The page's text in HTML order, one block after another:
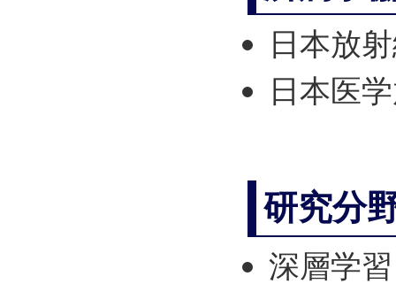
日本放
日本医
研究分
深層学